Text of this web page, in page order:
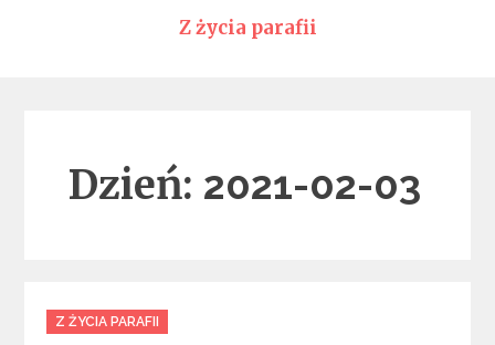
Z życia parafii
Dzień: 2021-02-03
Categories
Z ŻYCIA PARAFII